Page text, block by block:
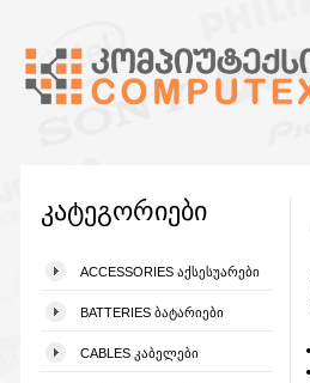
კატეგორიები
ACCESSORIES ᲐᲥᲡᲔᲡᲣᲐᲠᲔᲑᲘ
BATTERIES ᲑᲐᲢᲐᲠᲘᲔᲑᲘ
CABLES ᲙᲐᲑᲔᲚᲔᲑᲘ